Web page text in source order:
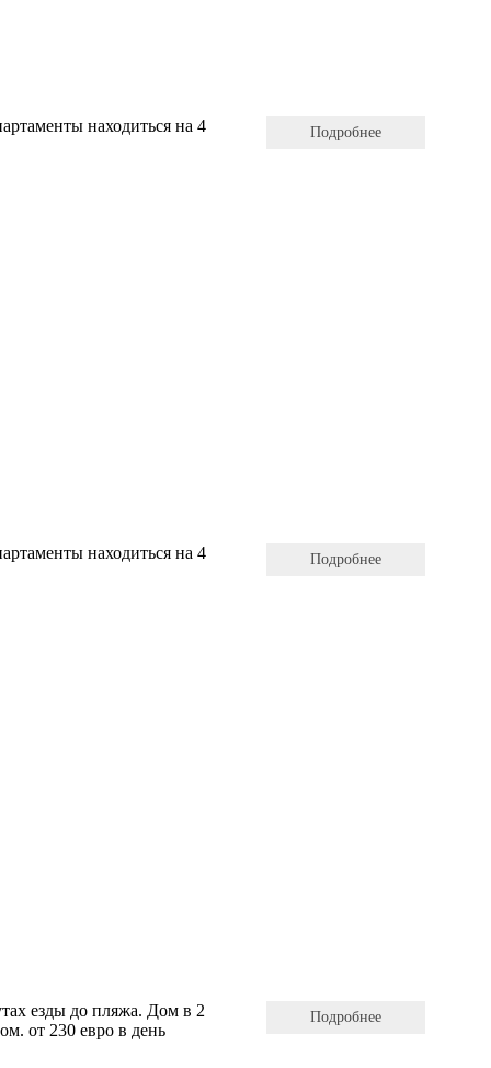
находиться на 4
Подробнее
находиться на 4
Подробнее
езды до пляжа. Дом в 2
от 230 евро в день
Подробнее